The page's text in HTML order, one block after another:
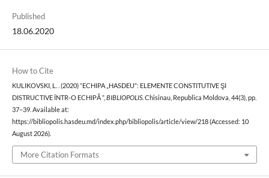
Published
18.06.2020
How to Cite
KULIKOVSKI, L. . (2020) “ECHIPA „HASDEU”: ELEMENTE CONSTITUTIVE ŞI
DISTRUCTIVE ÎNTR-O ECHIPĂ ”, BIBLIOPOLIS. Chisinau, Republica Moldova, 44(3), pp.
37–39. Available at:
https://bibliopolis.hasdeu.md/index.php/bibliopolis/article/view/218 (Accessed: 10
August 2026).
More Citation Formats